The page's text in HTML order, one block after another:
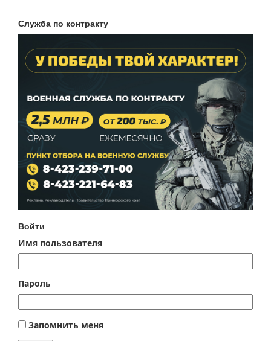
Служба по контракту
Войти
Имя пользователя
Пароль
Запомнить меня